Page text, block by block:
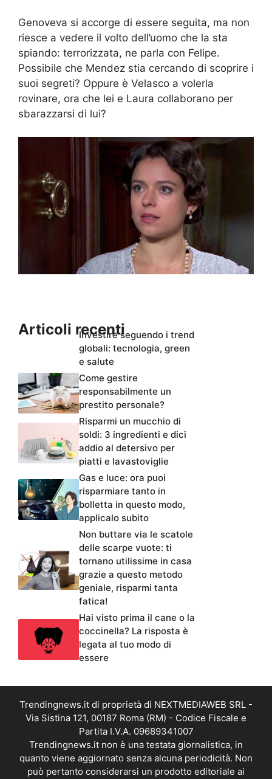
Genoveva si accorge di essere seguita, ma non
riesce a vedere il volto dell’uomo che la sta
spiando: terrorizzata, ne parla con Felipe.
Possibile che Mendez stia cercando di scoprire i
suoi segreti? Oppure è Velasco a volerla
rovinare, ora che lei e Laura collaborano per
sbarazzarsi di lui?
Articoli recentiInvestire seguendo i trend
globali: tecnologia, green
e salute
Come gestire
responsabilmente un
prestito personale?
Risparmi un mucchio di
soldi: 3 ingredienti e dici
addio al detersivo per
piatti e lavastoviglie
Gas e luce: ora puoi
risparmiare tanto in
bolletta in questo modo,
applicalo subito
Non buttare via le scatole
delle scarpe vuote: ti
tornano utilissime in casa
grazie a questo metodo
geniale, risparmi tanta
fatica!
Hai visto prima il cane o la
coccinella? La risposta è
legata al tuo modo di
essere
Trendingnews.it di proprietà di NEXTMEDIAWEB SRL -
Via Sistina 121, 00187 Roma (RM) - Codice Fiscale e
Partita I.V.A. 09689341007
Trendingnews.it non è una testata giornalistica, in
quanto viene aggiornato senza alcuna periodicità. Non
può pertanto considerarsi un prodotto editoriale ai